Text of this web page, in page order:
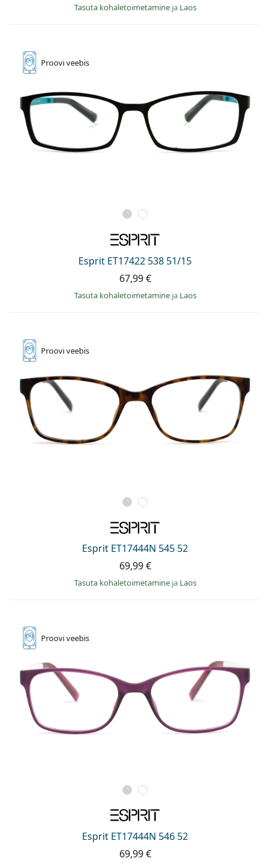
Tasuta kohaletoimetamine ja Laos
Prooviveebis
Esprit ET17422 538 51/15
67,99 €
Tasuta kohaletoimetamine ja Laos
Prooviveebis
Esprit ET17444N 545 52
69,99 €
Tasuta kohaletoimetamine ja Laos
Prooviveebis
Esprit ET17444N 546 52
69,99 €